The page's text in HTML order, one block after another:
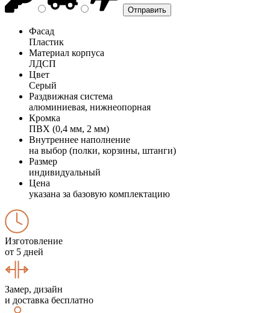
Фасад
Пластик
Материал корпуса
ЛДСП
Цвет
Серый
Раздвижная система
алюминиевая, нижнеопорная
Кромка
ПВХ (0,4 мм, 2 мм)
Внутреннее наполнение
на выбор (полки, корзины, штанги)
Размер
индивидуальный
Цена
указана за базовую комплектацию
Изготовление
от 5 дней
Замер, дизайн
и доставка бесплатно